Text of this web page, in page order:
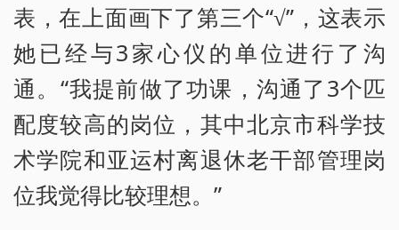
表，在上面画下了第三个“√”，这表示
她已经与3家心仪的单位进行了沟
通。“我提前做了功课，沟通了3个匹
配度较高的岗位，其中北京市科学技
术学院和亚运村离退休老干部管理岗
位我觉得比较理想。”